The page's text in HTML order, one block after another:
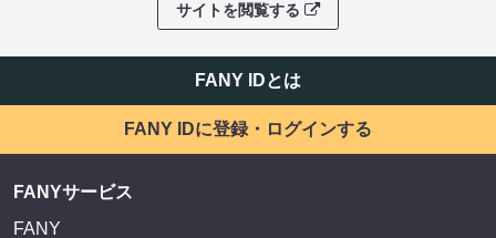
サイトを閲覧する
FANY IDとは
FANY IDに登録・ログインする
FANYサービス
FANY